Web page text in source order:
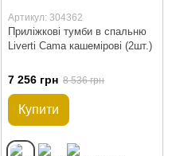
Артикул: 304362
Приліжкові тумби в спальню
Liverti Cama кашемірові (2шт.)
7 256 грн 8 536 грн
Купити